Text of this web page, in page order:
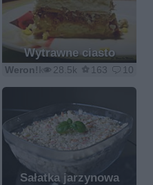
Wytrawne ciasto
28.5k 163 10
Weron!ka
Sałatka jarzynowa